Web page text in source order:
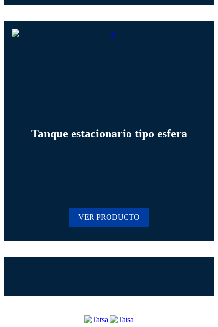
Tanque estacionario tipo esfera
VER PRODUCTO